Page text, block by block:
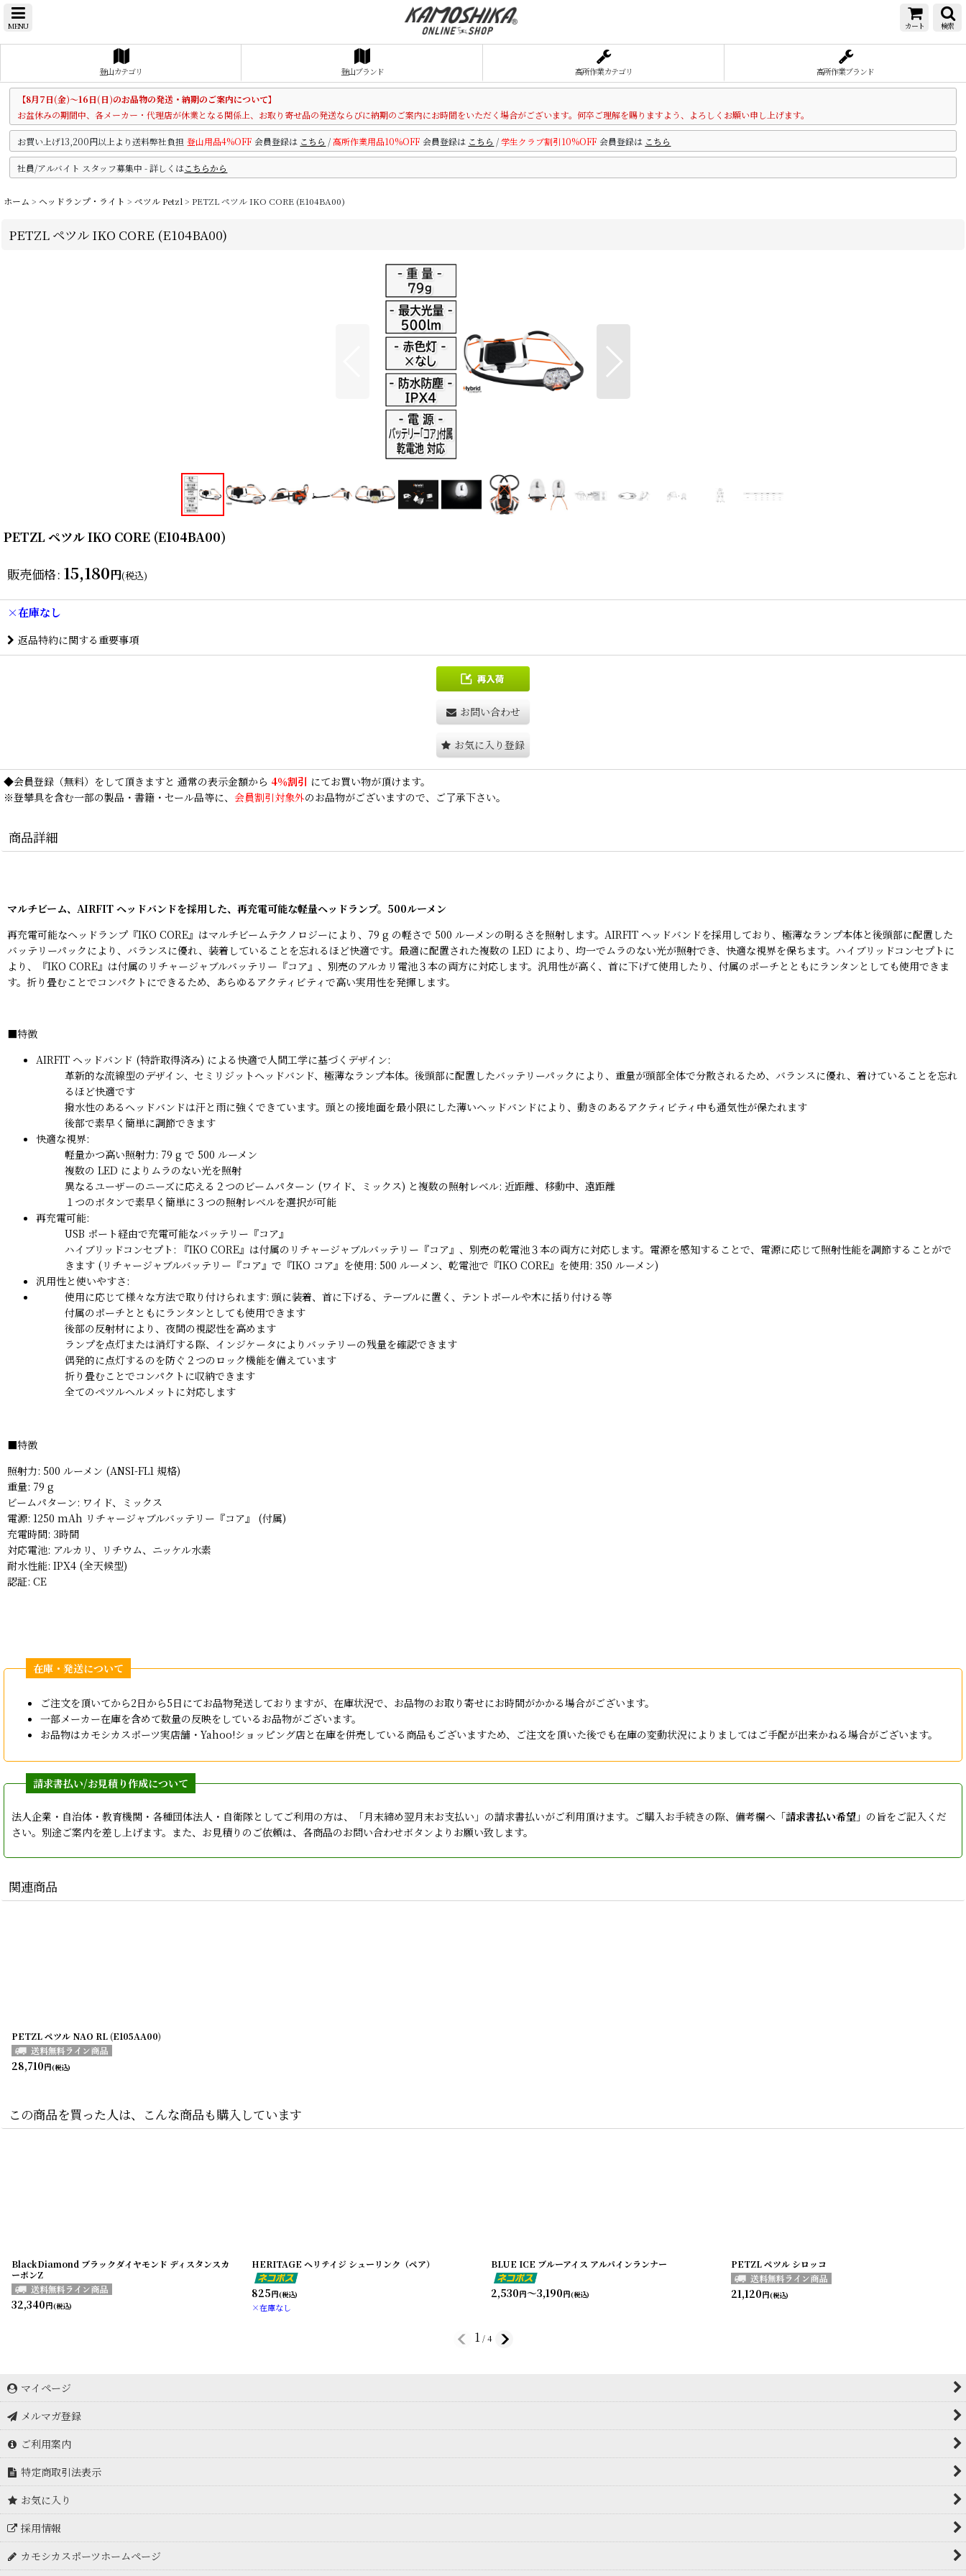
MENU カート 検索
登山カテゴリ 登山ブランド 高所作業カテゴリ 高所作業ブランド
【8月7日(金)～16日(日)のお品物の発送・納期のご案内について】
お盆休みの期間中、各メーカー・代理店が休業となる関係上、お取り寄せ品の発送ならびに納期のご案内にお時間をいただく場合がございます。何卒ご理解を賜りますよう、よろしくお願い申し上げます。
お買い上げ13,200円以上より送料弊社負担 登山用品4%OFF 会員登録は こちら /高所作業用品10%OFF 会員登録は こちら /学生クラブ割引10%OFF 会員登録は こちら
社員/アルバイト スタッフ募集中 - 詳しくはこちらから
ホーム > ヘッドランプ・ライト > ペツル Petzl > PETZL ペツル IKO CORE (E104BA00)
PETZL ペツル IKO CORE (E104BA00)
PETZL ペツル IKO CORE (E104BA00)
販売価格: 15,180円(税込)
×在庫なし
返品特約に関する重要事項
お問い合わせ
お気に入り登録
◆会員登録 （無料）をして頂きますと 通常の表示金額から 4％割引 にてお買い物が頂けます。
※登攀具を含む一部の製品・書籍・セール品等に、 会員割引対象外のお品物がございますので、ご了承下さい。
商品詳細
マルチビーム、AIRFIT ヘッドバンドを採用した、再充電可能な軽量ヘッドランプ。500ルーメン
再充電可能なヘッドランプ『IKO CORE』はマルチビームテクノロジーにより、79 g の軽さで 500 ルーメンの明るさを照射します。AIRFIT ヘッドバンドを採用しており、極薄なランプ本体と後頭部に配置した
バッテリーパックにより、バランスに優れ、装着していることを忘れるほど快適です。最適に配置された複数の LED により、均一でムラのない光が照射でき、快適な視界を保ちます。ハイブリッドコンセプトに
より、『IKO CORE』は付属のリチャージャブルバッテリー『コア』、別売のアルカリ電池３本の両方に対応します。汎用性が高く、首に下げて使用したり、付属のポーチとともにランタンとしても使用できま
す。折り畳むことでコンパクトにできるため、あらゆるアクティビティで高い実用性を発揮します。
■特徴
AIRFIT ヘッドバンド (特許取得済み) による快適で人間工学に基づくデザイン:
革新的な流線型のデザイン、セミリジットヘッドバンド、極薄なランプ本体。後頭部に配置したバッテリーパックにより、重量が頭部全体で分散されるため、バランスに優れ、着けていることを忘れ
るほど快適です
撥水性のあるヘッドバンドは汗と雨に強くできています。頭との接地面を最小限にした薄いヘッドバンドにより、動きのあるアクティビティ中も通気性が保たれます
後部で素早く簡単に調節できます
快適な視界:
軽量かつ高い照射力: 79 g で 500 ルーメン
複数の LED によりムラのない光を照射
異なるユーザーのニーズに応える２つのビームパターン (ワイド、ミックス) と複数の照射レベル: 近距離、移動中、遠距離
１つのボタンで素早く簡単に３つの照射レベルを選択が可能
再充電可能:
USB ポート経由で充電可能なバッテリー『コア』
ハイブリッドコンセプト: 『IKO CORE』は付属のリチャージャブルバッテリー『コア』、別売の乾電池３本の両方に対応します。電源を感知することで、電源に応じて照射性能を調節することがで
きます (リチャージャブルバッテリー『コア』で『IKO コア』を使用: 500 ルーメン、乾電池で『IKO CORE』を使用: 350 ルーメン)
汎用性と使いやすさ:
使用に応じて様々な方法で取り付けられます: 頭に装着、首に下げる、テーブルに置く、テントポールや木に括り付ける等
付属のポーチとともにランタンとしても使用できます
後部の反射材により、夜間の視認性を高めます
ランプを点灯または消灯する際、インジケータによりバッテリーの残量を確認できます
偶発的に点灯するのを防ぐ２つのロック機能を備えています
折り畳むことでコンパクトに収納できます
全てのペツルヘルメットに対応します
■特徴
照射力: 500 ルーメン (ANSI-FL1 規格)
重量: 79 g
ビームパターン: ワイド、ミックス
電源: 1250 mAh リチャージャブルバッテリー『コア』 (付属)
充電時間: 3時間
対応電池: アルカリ、リチウム、ニッケル水素
耐水性能: IPX4 (全天候型)
認証: CE
ご注文を頂いてから2日から5日にてお品物発送しておりますが、在庫状況で、お品物のお取り寄せにお時間がかかる場合がございます。
一部メーカー在庫を含めて数量の反映をしているお品物がございます。
お品物はカモシカスポーツ実店舗・Yahoo!ショッピング店と在庫を併売している商品もございますため、ご注文を頂いた後でも在庫の変動状況によりましてはご手配が出来かねる場合がございます。
法人企業・自治体・教育機関・各種団体法人・自衛隊としてご利用の方は、「月末締め翌月末お支払い」の請求書払いがご利用頂けます。ご購入お手続きの際、備考欄へ「請求書払い希望 」の旨をご記入くだ
さい。別途ご案内を差し上げます。また、お見積りのご依頼は、各商品のお問い合わせボタンよりお願い致します。
関連商品
PETZL ペツル NAO RL (E105AA00)
28,710円(税込)
この商品を買った人は、こんな商品も購入しています
BlackDiamond ブラックダイヤモンド ディスタンスカ
ーボンZ
32,340円(税込)
HERITAGE ヘリテイジ シューリンク（ペア）
825円(税込)
×在庫なし
BLUE ICE ブルーアイス アルパインランナー
2,530円～3,190円(税込)
PETZL ペツル シロッコ
21,120円(税込)
1 / 4
マイページ
メルマガ登録
ご利用案内
特定商取引法表示
お気に入り
採用情報
カモシカスポーツホームページ